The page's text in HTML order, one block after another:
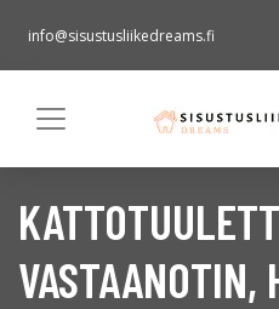
info@sisustusliikedreams.fi
VASTAANOTIN,